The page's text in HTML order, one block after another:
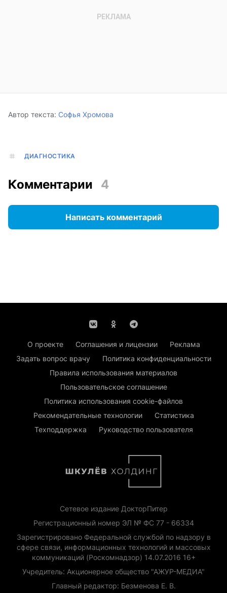
Автор текста: Софья Хромова
ДИАГНОСТИКА
Комментарии 4
Написать комментарий
О проекте Соглашения и лицензии
Реклама
Задать вопрос врачу
Политика конфиденциальности
Правила использования материалов
Пользовательское соглашение
Политика использования cookie-файлов
Рекомендательные технологии
Статистика
Техподдержка
Руководство пользователя
Сетевое издание ДокторПитер
Регистрационный номер ЭЛ № ФС 77 - 66334
Зарегистрировано Федеральной службой по надзору в
сфере связи, информационных технологий и массовых
коммуникаций (Роскомнадзор) 14.07.2016 16+
Учредитель: Акционерное общество "АЖУР-МЕДИА"
Главный редактор: Безменова Е. В.